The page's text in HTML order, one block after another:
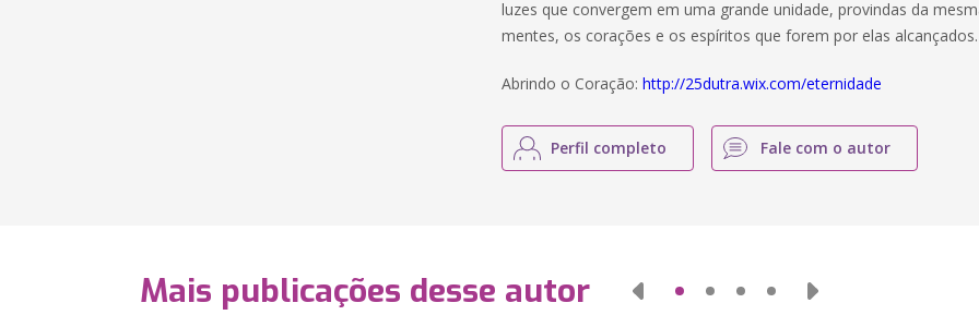
luzes que convergem em uma grande unidade, provindas da
mentes, os corações e os espíritos que forem por elas alcançados.
Abrindo o Coração:http://25dutra.wix.com/eternidade
Perfil completo Fale com o autor
Mais publicações desse autor